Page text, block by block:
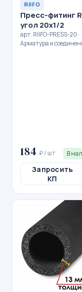
RIIFO
Пресс-фитинг
угол 20x1/2
арт. RIIFO-PRESS-20 ·
Арматура и
184 ₽ / шт В
Запросить
КП